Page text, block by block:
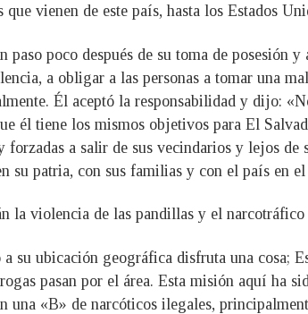
vienen de este país, hasta los Estados
poco después de su toma de posesión
a obligar a las personas a tomar una
Él aceptó la responsabilidad y dijo:
él tiene los mismos objetivos para El
forzadas a salir de sus vecindarios y lejos
su patria, con sus familias y con el país en
la violencia de las pandillas y el
su ubicación geográfica disfruta una cosa;
pasan por el área. Esta misión aquí ha
una «B» de narcóticos ilegales,